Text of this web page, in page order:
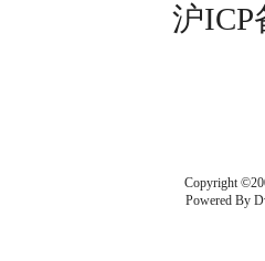
沪ICP
Copyright
Powered By